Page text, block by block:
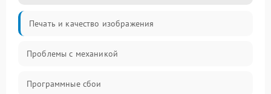
Печать и качество изображения
Проблемы с механикой
Программные сбои